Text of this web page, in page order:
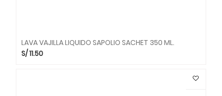
LAVA VAJILLA LIQUIDO SAPOLIO SACHET 350 ML.
S/11.50